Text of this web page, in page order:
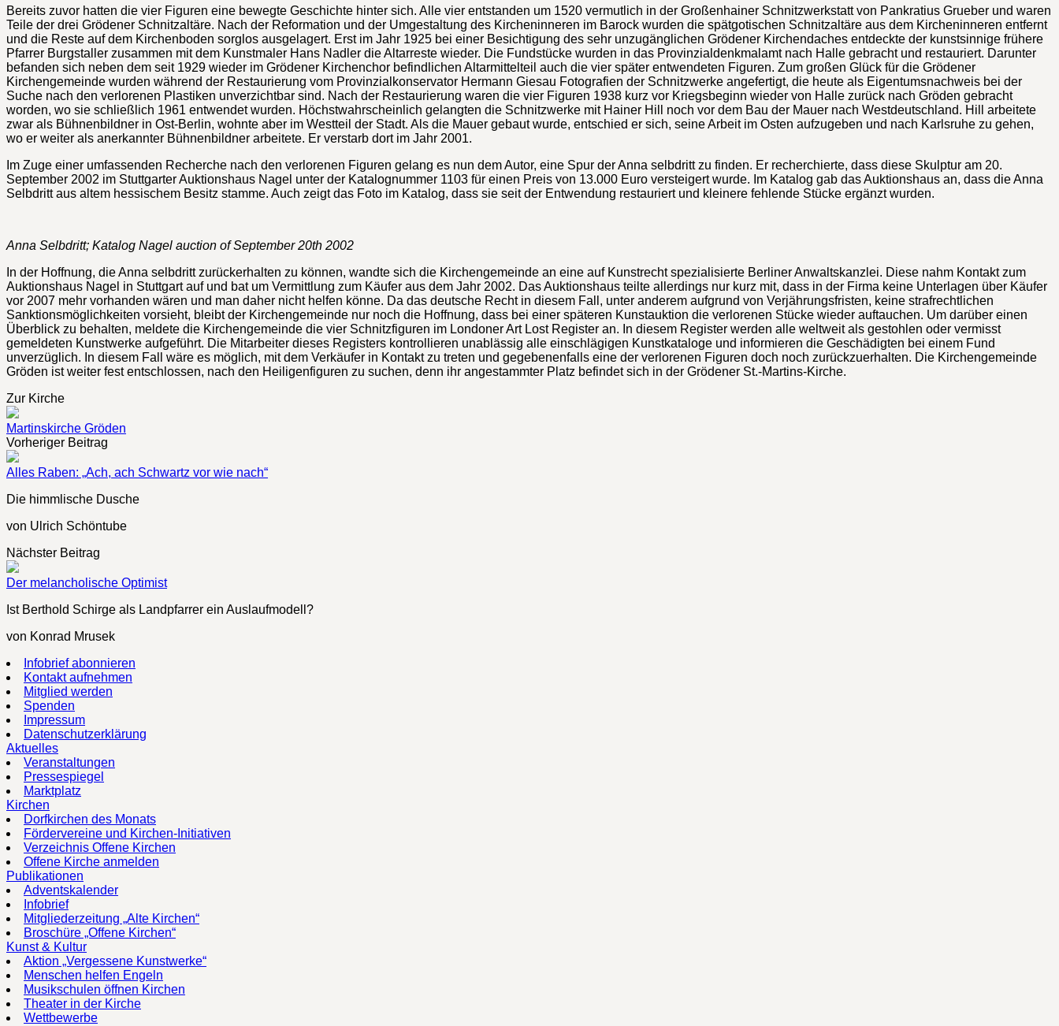
Bereits zuvor hatten die vier Figuren eine bewegte Geschichte hinter sich. Alle vier entstanden um 1520 vermutlich in der Großenhainer Schnitzwerkstatt von Pankratius Grueber und waren
Teile der drei Grödener Schnitzaltäre. Nach der Reformation und der Umgestaltung des Kircheninneren im Barock wurden die spätgotischen Schnitzaltäre aus dem Kircheninneren entfernt
und die Reste auf dem Kirchenboden sorglos ausgelagert. Erst im Jahr 1925 bei einer Besichtigung des sehr unzugänglichen Grödener Kirchendaches entdeckte der kunstsinnige frühere
Pfarrer Burgstaller zusammen mit dem Kunstmaler Hans Nadler die Altarreste wieder. Die Fundstücke wurden in das Provinzialdenkmalamt nach Halle gebracht und restauriert. Darunter
befanden sich neben dem seit 1929 wieder im Grödener Kirchenchor befindlichen Altarmittelteil auch die vier später entwendeten Figuren. Zum großen Glück für die Grödener
Kirchengemeinde wurden während der Restaurierung vom Provinzialkonservator Hermann Giesau Fotografien der Schnitzwerke angefertigt, die heute als Eigentumsnachweis bei der
Suche nach den verlorenen Plastiken unverzichtbar sind. Nach der Restaurierung waren die vier Figuren 1938 kurz vor Kriegsbeginn wieder von Halle zurück nach Gröden gebracht
worden, wo sie schließlich 1961 entwendet wurden. Höchstwahrscheinlich gelangten die Schnitzwerke mit Hainer Hill noch vor dem Bau der Mauer nach Westdeutschland. Hill arbeitete
zwar als Bühnenbildner in Ost-Berlin, wohnte aber im Westteil der Stadt. Als die Mauer gebaut wurde, entschied er sich, seine Arbeit im Osten aufzugeben und nach Karlsruhe zu gehen,
wo er weiter als anerkannter Bühnenbildner arbeitete. Er verstarb dort im Jahr 2001.
Im Zuge einer umfassenden Recherche nach den verlorenen Figuren gelang es nun dem Autor, eine Spur der Anna selbdritt zu finden. Er recherchierte, dass diese Skulptur am 20.
September 2002 im Stuttgarter Auktionshaus Nagel unter der Katalognummer 1103 für einen Preis von 13.000 Euro versteigert wurde. Im Katalog gab das Auktionshaus an, dass die Anna
Selbdritt aus altem hessischem Besitz stamme. Auch zeigt das Foto im Katalog, dass sie seit der Entwendung restauriert und kleinere fehlende Stücke ergänzt wurden.
Anna Selbdritt; Katalog Nagel auction of September 20th 2002
In der Hoffnung, die Anna selbdritt zurückerhalten zu können, wandte sich die Kirchengemeinde an eine auf Kunstrecht spezialisierte Berliner Anwaltskanzlei. Diese nahm Kontakt zum
Auktionshaus Nagel in Stuttgart auf und bat um Vermittlung zum Käufer aus dem Jahr 2002. Das Auktionshaus teilte allerdings nur kurz mit, dass in der Firma keine Unterlagen über Käufer
vor 2007 mehr vorhanden wären und man daher nicht helfen könne. Da das deutsche Recht in diesem Fall, unter anderem aufgrund von Verjährungsfristen, keine strafrechtlichen
Sanktionsmöglichkeiten vorsieht, bleibt der Kirchengemeinde nur noch die Hoffnung, dass bei einer späteren Kunstauktion die verlorenen Stücke wieder auftauchen. Um darüber einen
Überblick zu behalten, meldete die Kirchengemeinde die vier Schnitzfiguren im Londoner Art Lost Register an. In diesem Register werden alle weltweit als gestohlen oder vermisst
gemeldeten Kunstwerke aufgeführt. Die Mitarbeiter dieses Registers kontrollieren unablässig alle einschlägigen Kunstkataloge und informieren die Geschädigten bei einem Fund
unverzüglich. In diesem Fall wäre es möglich, mit dem Verkäufer in Kontakt zu treten und gegebenenfalls eine der verlorenen Figuren doch noch zurückzuerhalten. Die Kirchengemeinde
Gröden ist weiter fest entschlossen, nach den Heiligenfiguren zu suchen, denn ihr angestammter Platz befindet sich in der Grödener St.-Martins-Kirche.
Zur Kirche
Martinskirche Gröden
Vorheriger Beitrag
Alles Raben: „Ach, ach Schwartz vor wie nach“
Die himmlische Dusche
von Ulrich Schöntube
Nächster Beitrag
Der melancholische Optimist
Ist Berthold Schirge als Landpfarrer ein Auslaufmodell?
von Konrad Mrusek
Infobrief abonnieren
Kontakt aufnehmen
Mitglied werden
Spenden
Impressum
Datenschutzerklärung
Aktuelles
Veranstaltungen
Pressespiegel
Marktplatz
Kirchen
Dorfkirchen des Monats
Fördervereine und Kirchen-Initiativen
Verzeichnis Offene Kirchen
Offene Kirche anmelden
Publikationen
Adventskalender
Infobrief
Mitgliederzeitung „Alte Kirchen“
Broschüre „Offene Kirchen“
Kunst & Kultur
Aktion „Vergessene Kunstwerke“
Menschen helfen Engeln
Musikschulen öffnen Kirchen
Theater in der Kirche
Wettbewerbe